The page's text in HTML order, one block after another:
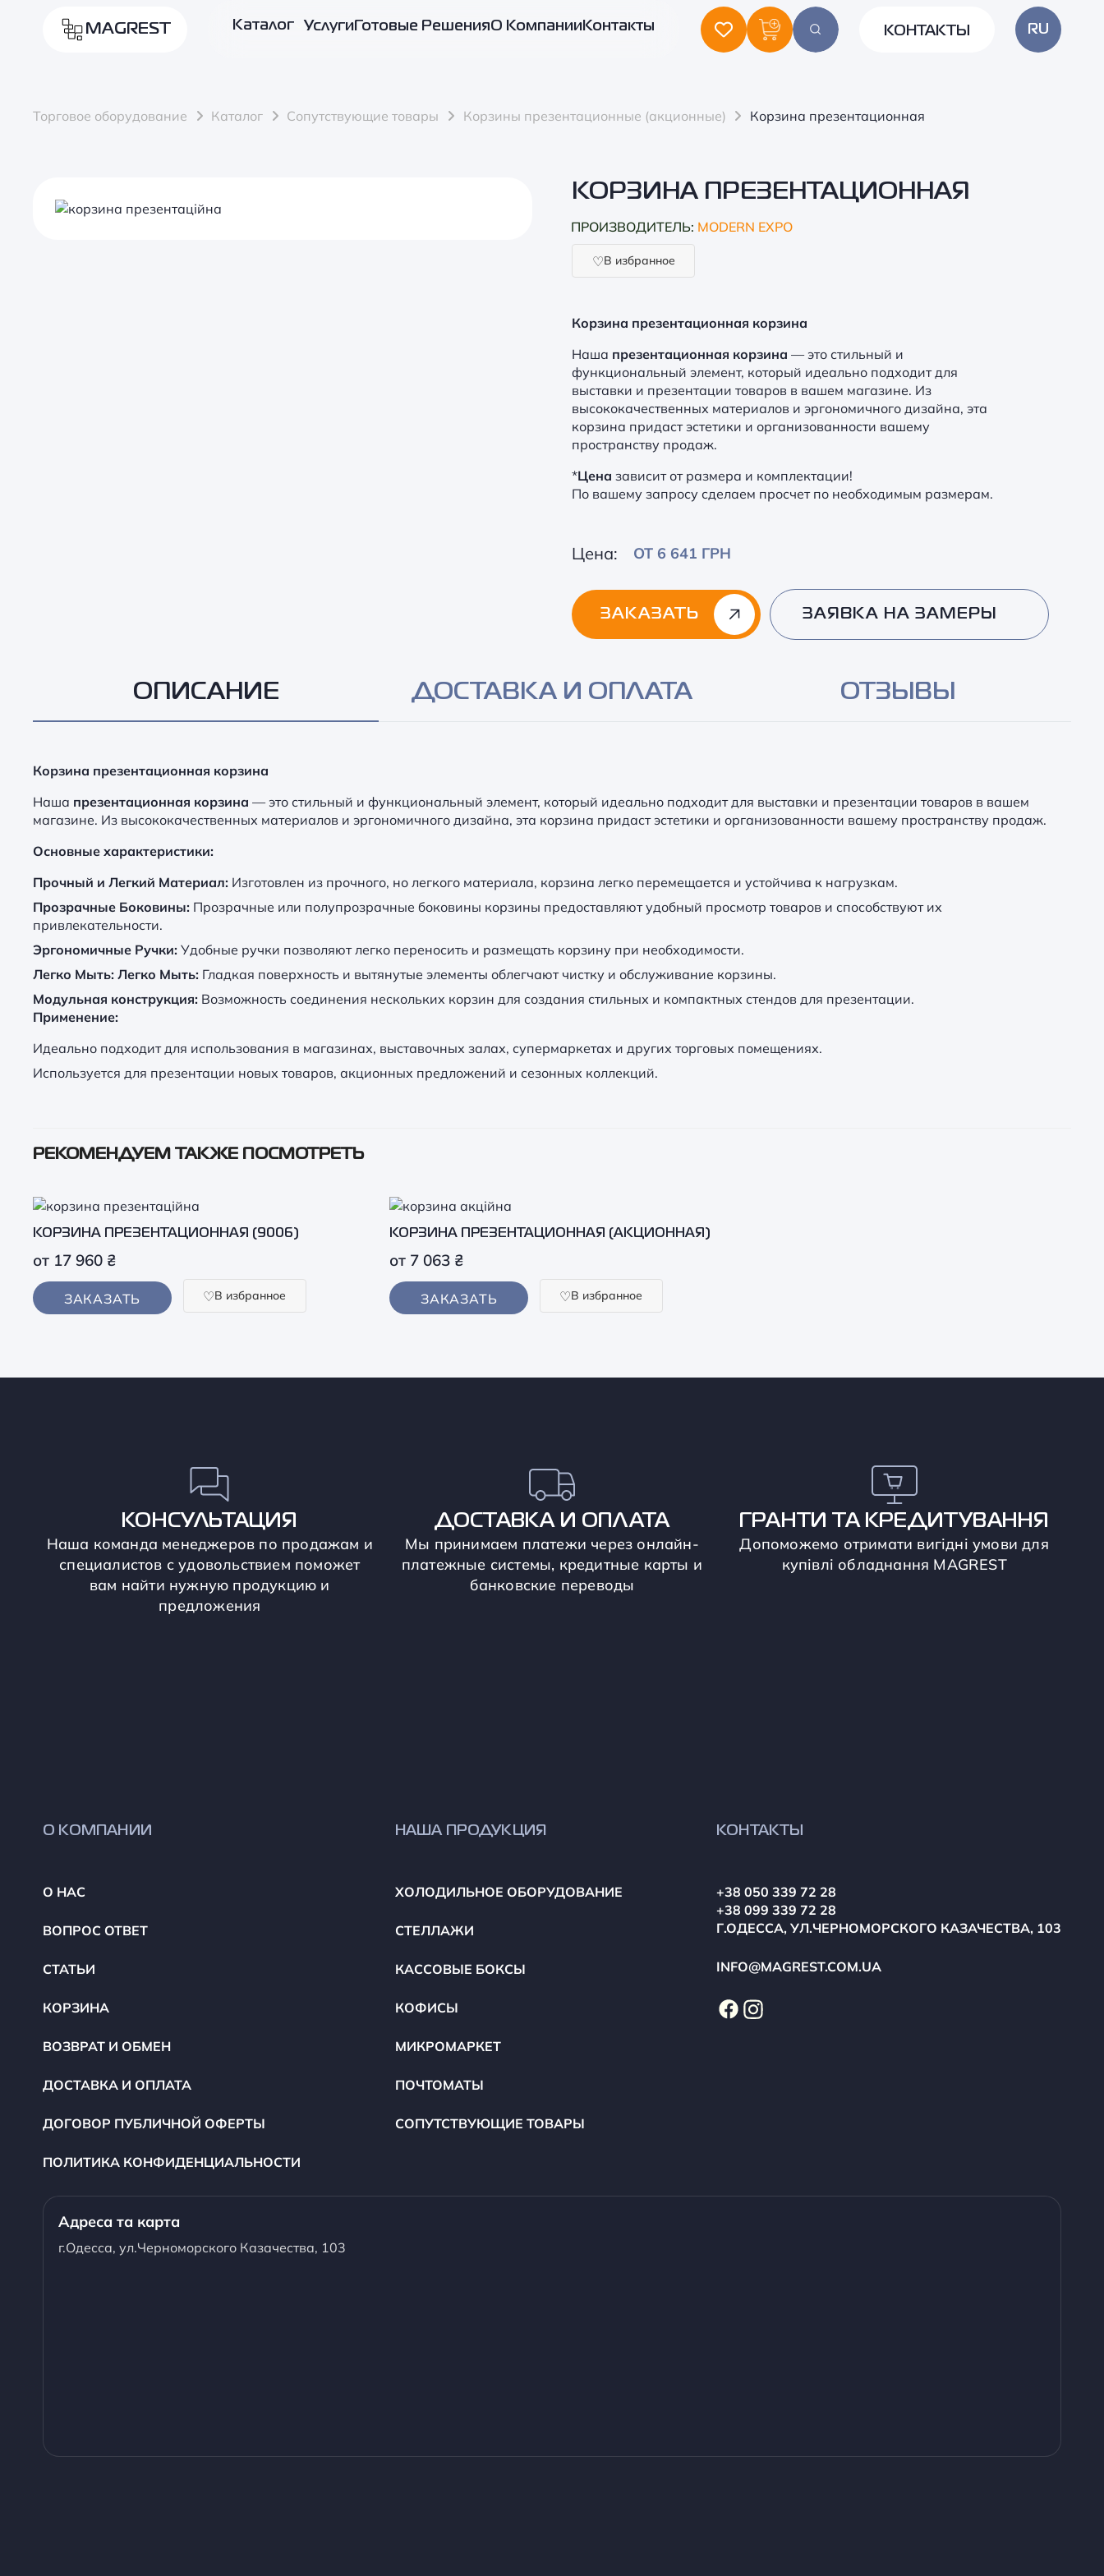
MAGREST Каталог Услуги Готовые РешенияО Компании Контакты КОНТАКТЫ RU
Торговое оборудование Каталог Сопутствующие товары Корзины презентационные (акционные) Корзина презентационная
КОРЗИНА ПРЕЗЕНТАЦИОННАЯ
ПРОИЗВОДИТЕЛЬ: MODERN EXPO
В избранное
Корзина презентационная корзина
Наша презентационная корзина — это стильный и
функциональный элемент, который идеально подходит для
выставки и презентации товаров в вашем магазине. Из
высококачественных материалов и эргономичного дизайна, эта
корзина придаст эстетики и организованности вашему
пространству продаж.
*Цена зависит от размера и комплектации!
По вашему запросу сделаем просчет по необходимым размерам.
Цена: ОТ 6 641 ГРН
ЗАКАЗАТЬ ЗАЯВКА НА ЗАМЕРЫ
ОПИСАНИЕ ДОСТАВКА И ОПЛАТА ОТЗЫВЫ
Корзина презентационная корзина
Наша презентационная корзина — это стильный и функциональный элемент, который идеально подходит для выставки и презентации товаров в вашем
магазине. Из высококачественных материалов и эргономичного дизайна, эта корзина придаст эстетики и организованности вашему пространству продаж.
Основные характеристики:
Прочный и Легкий Материал: Изготовлен из прочного, но легкого материала, корзина легко перемещается и устойчива к нагрузкам.
Прозрачные Боковины: Прозрачные или полупрозрачные боковины корзины предоставляют удобный просмотр товаров и способствуют их
привлекательности.
Эргономичные Ручки: Удобные ручки позволяют легко переносить и размещать корзину при необходимости.
Легко Мыть: Легко Мыть: Гладкая поверхность и вытянутые элементы облегчают чистку и обслуживание корзины.
Модульная конструкция: Возможность соединения нескольких корзин для создания стильных и компактных стендов для презентации.
Применение:
Идеально подходит для использования в магазинах, выставочных залах, супермаркетах и других торговых помещениях.
Используется для презентации новых товаров, акционных предложений и сезонных коллекций.
РЕКОМЕНДУЕМ ТАКЖЕ ПОСМОТРЕТЬ
КОРЗИНА ПРЕЗЕНТАЦИОННАЯ (9006)
от 17 960 ₴
ЗАКАЗАТЬ В избранное
КОРЗИНА ПРЕЗЕНТАЦИОННАЯ (АКЦИОННАЯ)
от 7 063 ₴
ЗАКАЗАТЬ В избранное
КОНСУЛЬТАЦИЯ
Наша команда менеджеров по продажам и
специалистов с удовольствием поможет
вам найти нужную продукцию и
предложения
ДОСТАВКА И ОПЛАТА
Мы принимаем платежи через онлайн-
платежные системы, кредитные карты и
банковские переводы
ГРАНТИ ТА КРЕДИТУВАННЯ
Допоможемо отримати вигідні умови для
купівлі обладнання MAGREST
О КОМПАНИИ
О НАС
ВОПРОС ОТВЕТ
СТАТЬИ
КОРЗИНА
ВОЗВРАТ И ОБМЕН
ДОСТАВКА И ОПЛАТА
ДОГОВОР ПУБЛИЧНОЙ ОФЕРТЫ
ПОЛИТИКА КОНФИДЕНЦИАЛЬНОСТИ
НАША ПРОДУКЦИЯ
ХОЛОДИЛЬНОЕ ОБОРУДОВАНИЕ
СТЕЛЛАЖИ
КАССОВЫЕ БОКСЫ
КОФИСЫ
МИКРОМАРКЕТ
ПОЧТОМАТЫ
СОПУТСТВУЮЩИЕ ТОВАРЫ
КОНТАКТЫ
+38 050 339 72 28
+38 099 339 72 28
Г.ОДЕССА, УЛ.ЧЕРНОМОРСКОГО КАЗАЧЕСТВА, 103
INFO@MAGREST.COM.UA
Адреса та карта
г.Одесса, ул.Черноморского Казачества, 103